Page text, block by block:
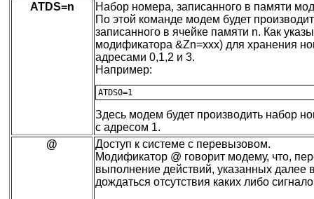
ATDS=n
Набор номера, записанного в памяти
По этой команде модем будет
записанного в ячейке памяти n. Как
модификатора &Zn=xxx) для хранения
адресами 0,1,2 и 3.
Например:
Здесь модем будет производить набор
с адресом 1.
@
Доступ к системе с перевызовом.
Модификатор @ говорит модему, что,
выполнение действий, указанных далее
дождаться отсутствия каких либо